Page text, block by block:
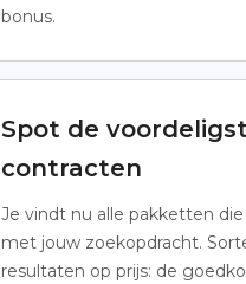
bonus.
Spot de
contracten
Je vindt nu alle pakketten
met jouw zoekopdracht.
resultaten op prijs: de